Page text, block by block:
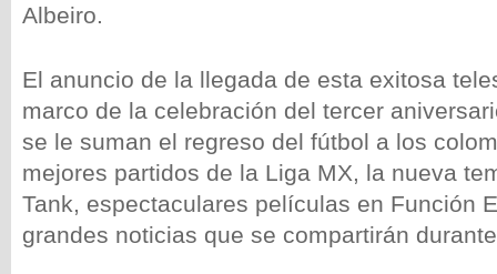
Albeiro.
El anuncio de la llegada de esta exitosa
marco de la celebración del tercer
se le suman el regreso del fútbol a los
mejores partidos de la Liga MX, la nueva
Tank, espectaculares películas en Función
grandes noticias que se compartirán